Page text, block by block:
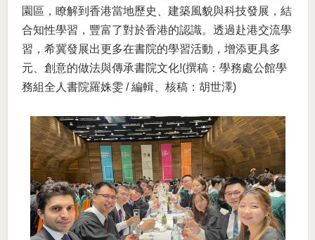
園區，瞭解到香港當地歷史、建築風貌與科技發展，結
合知性學習，豐富了對於香港的認識。透過赴港交流學
習，希冀發展出更多在書院的學習活動，增添更具多
元、創意的做法與傳承書院文化!(撰稿：學務處公館學
務組全人書院羅姝雯 / 編輯、核稿：胡世澤)